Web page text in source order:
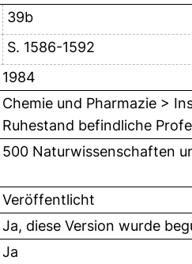
39b
S. 1586-1592
1984
Chemie und Pharmazie >
Ruhestand befindliche
500 Naturwissenschaften
Veröffentlicht
Ja, diese Version wurde
Ja